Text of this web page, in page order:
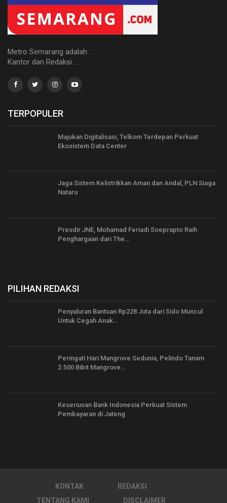
Metro Semarang adalah ..
Kantor dan Redaksi: ..
TERPOPULER
Majukan Digitalisasi, Telkom Terdepan Perkuat
Ekosistem Data Center
Jaga Sistem Kelistrikkan Aman dan Andal, PLN Siaga
Nataru
Presdir JNE, Mohamad Feriadi Soeprapto Raih
Penghargaan dari The…
PILIHAN REDAKSI
Penyaluran Bantuan Rp228 Juta dari Sido Muncul
Untuk Cegah Anak…
Peringati Hari Mangrove Sedunia, Pelindo Tanam
2.500 Bibit Mangrove…
Keseriusan Bank Indonesia Perkuat Sistem
Pembayaran di Jateng
KONTAK
REDAKSI
TENTANG KAMI
DISCLAIMER